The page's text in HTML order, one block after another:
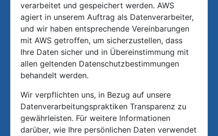
verarbeitet und gespeichert werden. AWS
agiert in unserem Auftrag als Datenverarbeiter,
und wir haben entsprechende Vereinbarungen
mit AWS getroffen, um sicherzustellen, dass
Ihre Daten sicher und in Übereinstimmung mit
allen geltenden Datenschutzbestimmungen
behandelt werden.
Wir verpflichten uns, in Bezug auf unsere
Datenverarbeitungspraktiken Transparenz zu
gewährleisten. Für weitere Informationen
darüber, wie Ihre persönlichen Daten verwendet